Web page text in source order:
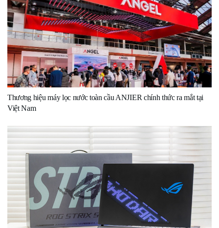
Thương hiệu máy lọc nước toàn cầu ANJIER chính thức ra mắt tại
Việt Nam